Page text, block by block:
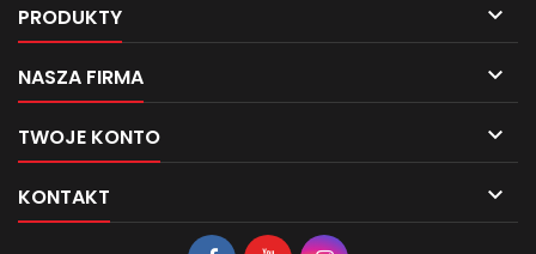
PRODUKTY 
NASZA FIRMA 
TWOJE KONTO 
KONTAKT 